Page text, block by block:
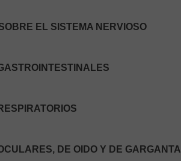
EL SISTEMA NERVIOSO
DE OIDO Y DE GARGANTA